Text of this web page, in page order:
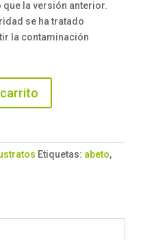
que la versión anterior.
se ha tratado
la contaminación
Etiquetas: abeto,